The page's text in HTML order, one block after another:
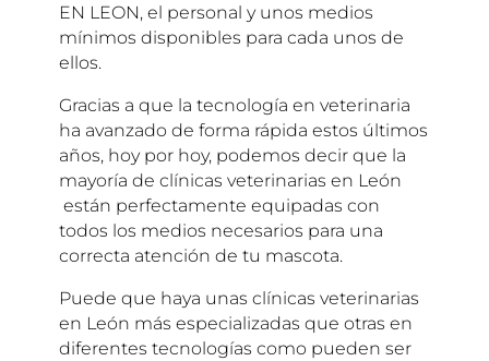
EN LEON, el personal y unos medios
mínimos disponibles para cada unos de
ellos.
Gracias a que la tecnología en veterinaria
ha avanzado de forma rápida estos últimos
años, hoy por hoy, podemos decir que la
mayoría de clínicas veterinarias en León
están perfectamente equipadas con
todos los medios necesarios para una
correcta atención de tu mascota.
Puede que haya unas clínicas veterinarias
en León más especializadas que otras en
diferentes tecnologías como pueden ser